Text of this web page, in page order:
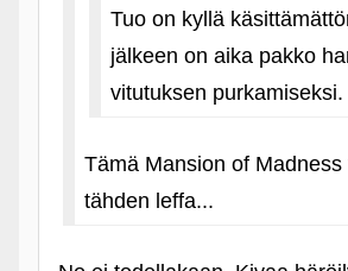
Tuo on kyllä
jälkeen on aika pakko
vitutuksen purkamiseksi.
Tämä Mansion of
tähden leffa...